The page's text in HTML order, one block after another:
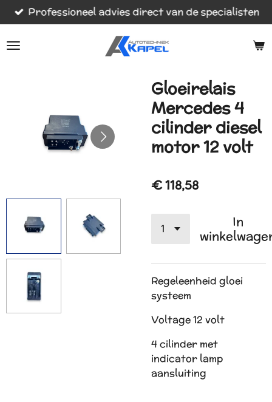
Ga
direct
naar
Professioneel advies direct van de specialisten
Gloeirelais
Mercedes 4
cilinder diesel
motor 12 volt
€ 118,58
In
Regeleenheid gloei
systeem
Voltage 12 volt
4 cilinder met
indicator lamp
aansluiting